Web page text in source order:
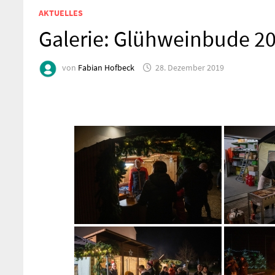
AKTUELLES
Galerie: Glühweinbude
von Fabian Hofbeck 28. Dezember 2019